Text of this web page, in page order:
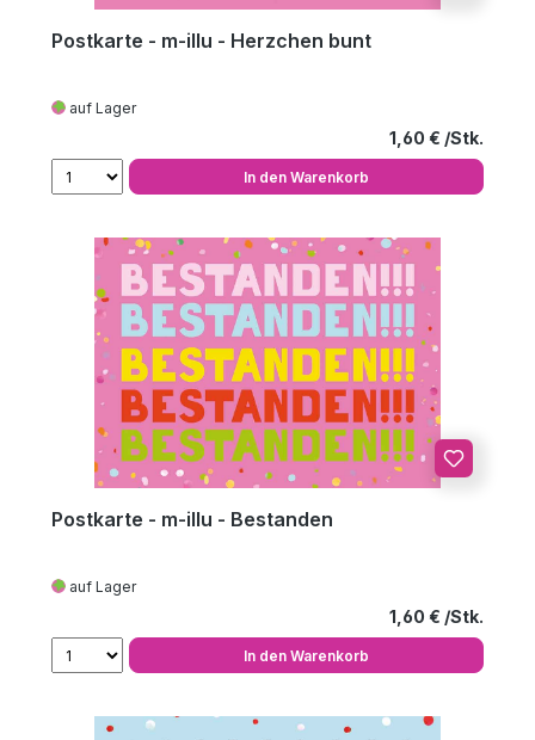
Postkarte - m-illu - Herzchen bunt
auf Lager
Regulärer
1,60 €
In den Warenkorb
Postkarte - m-illu - Bestanden
auf Lager
Regulärer
1,60 €
In den Warenkorb